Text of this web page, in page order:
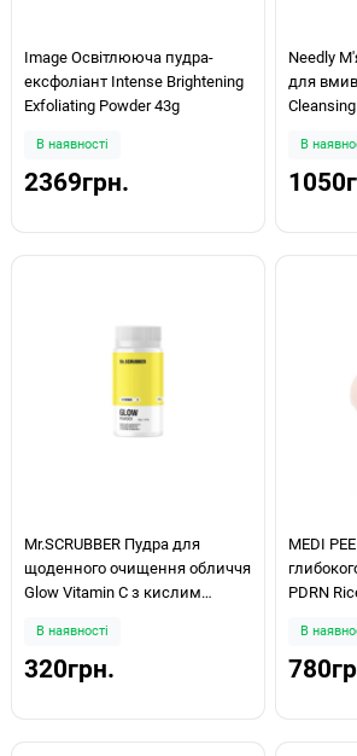
Image Освітлююча пудра-
ексфоліант Intense Brightening
Exfoliating Powder 43g
В наявності
2369грн.
Needly
для
В
Mr.SCRUBBER Пудра для
щоденного очищення обличчя
Glow Vitamin C з кислим
В наявності
320грн.
MEDI
PDRN
В